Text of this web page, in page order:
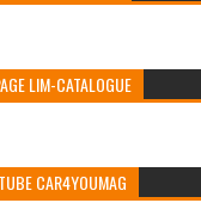
LIM-CATALOGUE
CAR4YOUMAG